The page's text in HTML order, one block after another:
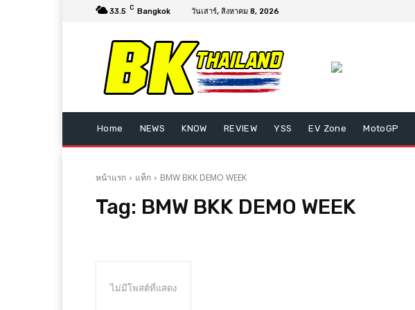
33.5 C Bangkok วันเสาร์, สิงหาคม 8, 2026
Home NEWS KNOW REVIEW YSS EV Zone MotoGP
หน้าแรก แท็ก BMW BKK DEMO WEEK
Tag: BMW BKK DEMO WEEK
ไม่มีโพสต์ที่แสดง